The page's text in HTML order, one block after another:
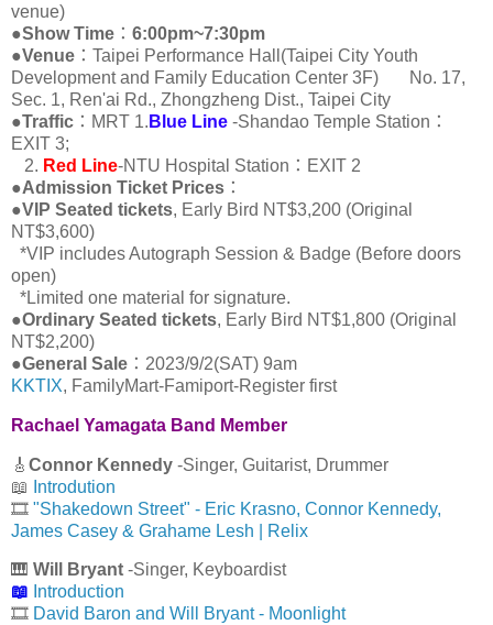
venue)
●Show Time ： 6:00pm~7:30pm
●Venue ：Taipei Performance Hall(Taipei City Youth
Development and Family Education Center 3F) No. 17,
Sec. 1, Ren'ai Rd., Zhongzheng Dist., Taipei City
●Traffic ：MRT 1. Blue Line -Shandao Temple Station：
EXIT 3;
2. Red Line-NTU Hospital Station：EXIT 2
●Admission Ticket Prices ：
●VIP Seated tickets, Early Bird NT$3,200 (Original
NT$3,600)
*VIP includes Autograph Session & Badge (Before doors
open)
*Limited one material for signature.
●Ordinary Seated tickets, Early Bird NT$1,800 (Original
NT$2,200)
●General Sale ：2023/9/2(SAT) 9am
KKTIX, FamilyMart-Famiport-Register first
Rachael Yamagata Band Member
🎸 Connor Kennedy -Singer, Guitarist, Drummer
📖
Introdution
🎞️ "Shakedown Street" - Eric Krasno, Connor Kennedy,
James Casey & Grahame Lesh | Relix
🎹 Will Bryant -Singer, Keyboardist
📖 Introduction
🎞️ David Baron and Will Bryant - Moonlight